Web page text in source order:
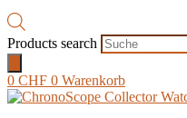
Products search
0 CHF 0 Warenkorb